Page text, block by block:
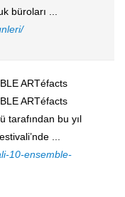
büroları ...
ARTéfacts
ARTéfacts
tarafından bu yıl
...
10-ensemble-